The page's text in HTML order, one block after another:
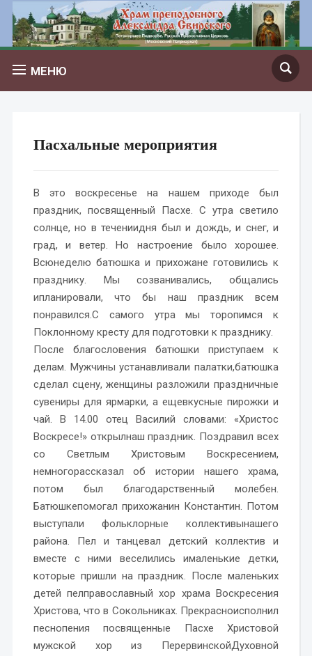
МЕНЮ
Пасхальные мероприятия
В это воскресенье на нашем приходе был
праздник, посвященный Пасхе. С утра светило
солнце, но в течениидня был и дождь, и снег, и
град, и ветер. Но настроение было хорошее.
Всюнеделю батюшка и прихожане готовились к
празднику. Мы созванивались, общались
ипланировали, что бы наш праздник всем
понравился.С самого утра мы торопимся к
Поклонному кресту для подготовки к празднику.
После благословения батюшки приступаем к
делам. Мужчины устанавливали палатки,батюшка
сделал сцену, женщины разложили праздничные
сувениры для ярмарки, а ещевкусные пирожки и
чай. В 14.00 отец Василий словами: «Христос
Воскресе!» открылнаш праздник. Поздравил всех
со Светлым Христовым Воскресением,
немногорассказал об истории нашего храма,
потом был благодарственный молебен.
Батюшкепомогал прихожанин Константин. Потом
выступали фольклорные коллективынашего
района. Пел и танцевал детский коллектив и
вместе с ними веселились ималенькие детки,
которые пришли на праздник. После маленьких
детей пелправославный хор храма Воскресения
Христова, что в Сокольниках. Прекрасноисполнил
песнопения посвященные Пасхе Христовой
мужской хор из ПерервинскойДуховной